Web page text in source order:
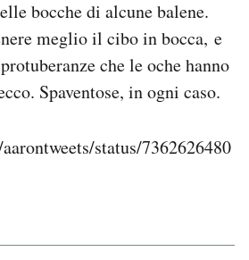
bocche di alcune balene.
meglio il cibo in bocca, e
che le oche hanno
Spaventose, in ogni caso.
status/7362626480